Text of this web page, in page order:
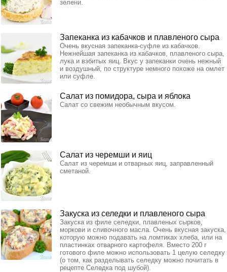
зелени.
Запеканка из кабачков и плавленого сыра
Очень вкусная запеканка-суфле из кабачков.
Нежнейшая запеканка из кабачков, плавленого сыра,
лука и взбитых яиц. Вкус у запеканки очень нежный
и воздушный, по структуре немного похоже на омлет
или суфле.
Салат из помидора, сыра и яблока
Салат со свежим необычным вкусом.
Салат из черемши и яиц
Салат из черемши и отварных яиц, заправленный
сметаной.
Закуска из селедки и плавленого сыра
Закуска из филе селедки, плавленых сырков,
моркови и сливочного масла. Очень вкусная закуска,
которую можно подавать на ломтиках хлеба, или на
пластинках отварного картофеля. Вместо 200 г
готового филе можно использовать 1 целую селедку
(о том, как разделывать селедку можно почитать в
рецепте Селедка под шубой).